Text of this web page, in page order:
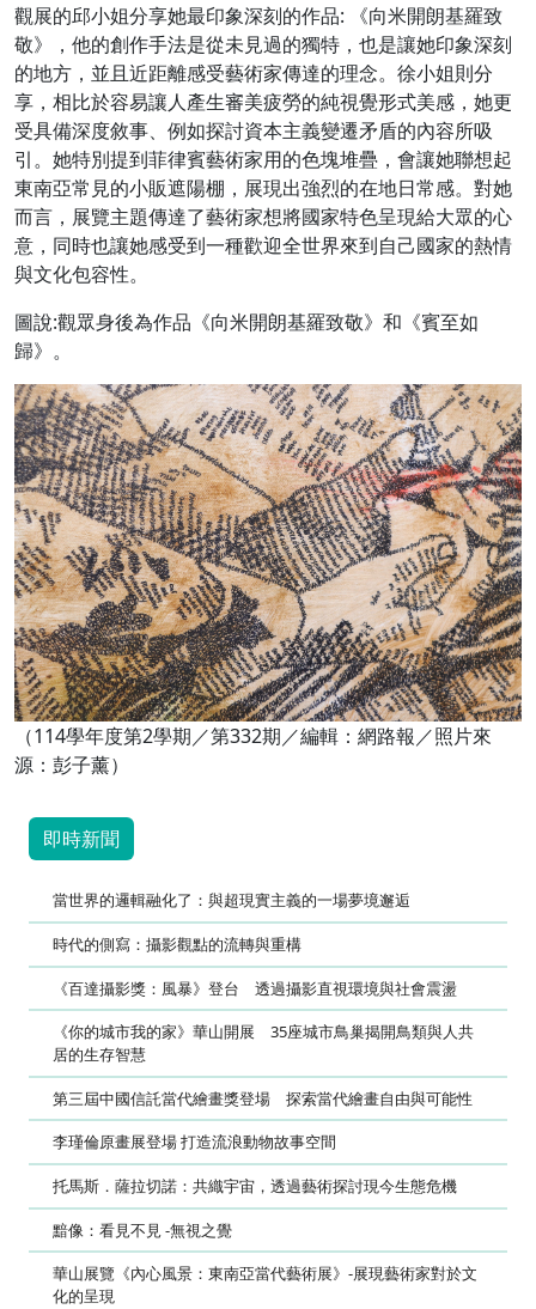
觀展的邱小姐分享她最印象深刻的作品: 《向米開朗基羅致
敬》，他的創作手法是從未見過的獨特，也是讓她印象深刻
的地方，並且近距離感受藝術家傳達的理念。徐小姐則分
享，相比於容易讓人產生審美疲勞的純視覺形式美感，她更
受具備深度敘事、例如探討資本主義變遷矛盾的內容所吸
引。她特別提到菲律賓藝術家用的色塊堆疊，會讓她聯想起
東南亞常見的小販遮陽棚，展現出強烈的在地日常感。對她
而言，展覽主題傳達了藝術家想將國家特色呈現給大眾的心
意，同時也讓她感受到一種歡迎全世界來到自己國家的熱情
與文化包容性。
圖說:觀眾身後為作品《向米開朗基羅致敬》和《賓至如
歸》。
（114學年度第2學期／第332期／編輯：網路報／照片來
源：彭子薰）
即時新聞
當世界的邏輯融化了：與超現實主義的一場夢境邂逅
時代的側寫：攝影觀點的流轉與重構
《百達攝影獎：風暴》登台 透過攝影直視環境與社會震盪
《你的城市我的家》華山開展 35座城市鳥巢揭開鳥類與人共
居的生存智慧
第三屆中國信託當代繪畫獎登場 探索當代繪畫自由與可能性
李瑾倫原畫展登場 打造流浪動物故事空間
托馬斯．薩拉切諾：共織宇宙，透過藝術探討現今生態危機
黯像：看見不見 -無視之覺
華山展覽《內心風景：東南亞當代藝術展》-展現藝術家對於文
化的呈現